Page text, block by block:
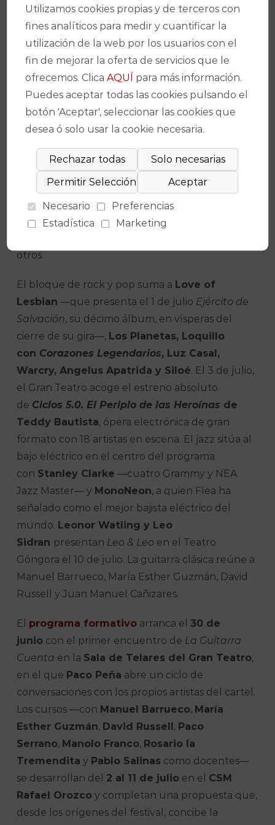
cierre del 11 de julio: el estreno absoluto de La
Reina Blanca, gala homenaje aBlanca del
Reycon dramaturgia dePaco López—que
coincide con el 70 aniversario del Concurso
Nacional de Arte Flamenco y el 40 aniversario de
la reinauguración del Gran Teatro—, yOmega.
30 Aniversario,estreno absoluto del proyecto
con el que Enrique Morente y Lagartija Nick
transformaron el flamenco en los años noventa,
que regresa ahora liderado por Kiki Morente con
Israel Galván en escena. El 10,
Paco de Lucía
Legacyreúne a Josemi Carmona, Diego del
Morao, Juan Habichuela Nieto, Farru, Duquende,
otros.
El bloque de rock y pop suma a Love of
Lesbian —que presenta el 1 de julio Ejército de
Salvación, su décimo álbum, en vísperas del
cierre de su gira—, Los Planetas, Loquillo
con Corazones Legendarios, Luz Casal,
Warcry, Angelus Apatrida y Siloé. El 3 de julio,
el Gran Teatro acoge el estreno absoluto
de Ciclos 5.0. El Periplo de las Heroínas de
Teddy Bautista, ópera electrónica de gran
formato con 18 artistas en escena. El jazz sitúa al
bajo eléctrico en el centro del programa
con Stanley Clarke —cuatro Grammy y NEA
Jazz Master— y MonoNeon, a quien Flea ha
señalado como el mejor bajista eléctrico del
mundo. Leonor Watling y Leo
Sidran presentan Leo & Leo en el Teatro
Góngora el 10 de julio. La guitarra clásica reúne a
Manuel Barrueco, María Esther Guzmán, David
Russell y Juan Manuel Cañizares.
El programa formativo arranca el 30 de
junio con el primer encuentro de La Guitarra
Cuenta en la Sala de Telares del Gran Teatro,
en el que Paco Peña abre un ciclo de
conversaciones con los propios artistas del cartel.
Los cursos —con Manuel Barrueco, María
Esther Guzmán, David Russell, Paco
Serrano, Manolo Franco, Rosario la
Tremendita y Pablo Salinas como docentes—
se desarrollan del 2 al 11 de julio en el CSM
Rafael Orozco y completan una propuesta que,
desde los orígenes del festival, concibe la
Utilizamos cookies propias y de terceros con
fines analíticos para medir y cuantificar la
utilización de la web por los usuarios con el
fin de mejorar la oferta de servicios que le
ofrecemos. ClicaAQUÍ para más información.
Puedes aceptar todas las cookies pulsando el
botón 'Aceptar', seleccionar las cookies que
desea ó solo usar la cookie necesaria.
Necesario
Preferencias
Estadística
Marketing